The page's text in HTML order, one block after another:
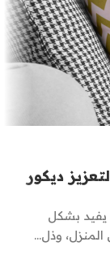
ديكور
بشكل
وذل...